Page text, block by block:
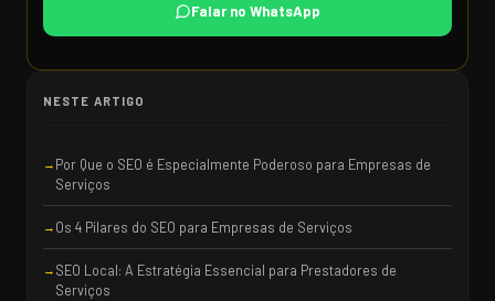
Falar no WhatsApp
NESTE ARTIGO
Por Que o SEO é Especialmente Poderoso para Empresas de
Serviços
Os 4 Pilares do SEO para Empresas de Serviços
SEO Local: A Estratégia Essencial para Prestadores de
Serviços